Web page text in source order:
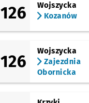
Serbska (C.K. Agora)
Różanka
Bezpieczna
126
Wojszycka
Kozanów
126
Wojszycka
Zajezdnia
Obornicka